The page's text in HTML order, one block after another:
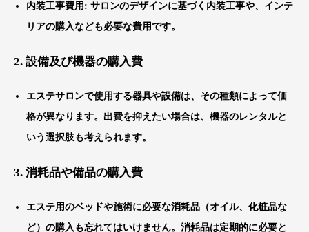
内装工事費用 : サロンのデザインに基づく内装工事や、インテ
リアの購入なども必要な費用です。
2. 設備及び機器の購入費
エステサロンで使用する器具や設備は、その種類によって価
格が異なります。出費を抑えたい場合は、機器のレンタルと
いう選択肢も考えられます。
3. 消耗品や備品の購入費
エステ用のベッドや施術に必要な消耗品（オイル、化粧品な
ど）の購入も忘れてはいけません。消耗品は定期的に必要と